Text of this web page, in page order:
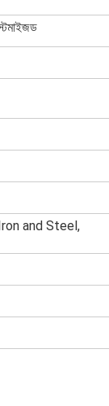
and Steel,